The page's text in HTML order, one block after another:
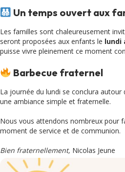
Un temps ouvert aux
Les familles sont chaleureusement
seront proposées aux enfants le lundi
puisse vivre pleinement ce moment
Barbecue fraternel
La journée du lundi se conclura autour
une ambiance simple et fraternelle.
Nous vous attendons nombreux pour
moment de service et de communion.
Bien fraternellement, Nicolas Jeune